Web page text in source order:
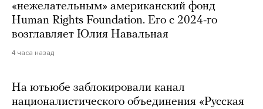
«нежелательным» американский фонд
Human Rights Foundation. Его с 2024-го
возглавляет Юлия Навальная
4 часа назад
На ютьюбе заблокировали канал
националистического объединения «Русская